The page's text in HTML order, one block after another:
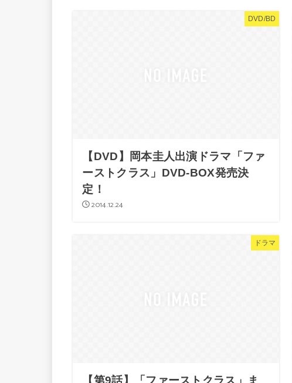
DVD/BD
【DVD】岡本圭人出演ドラマ「ファ
ーストクラス」DVD-BOX発売決
定！
2014.12.24
ドラマ